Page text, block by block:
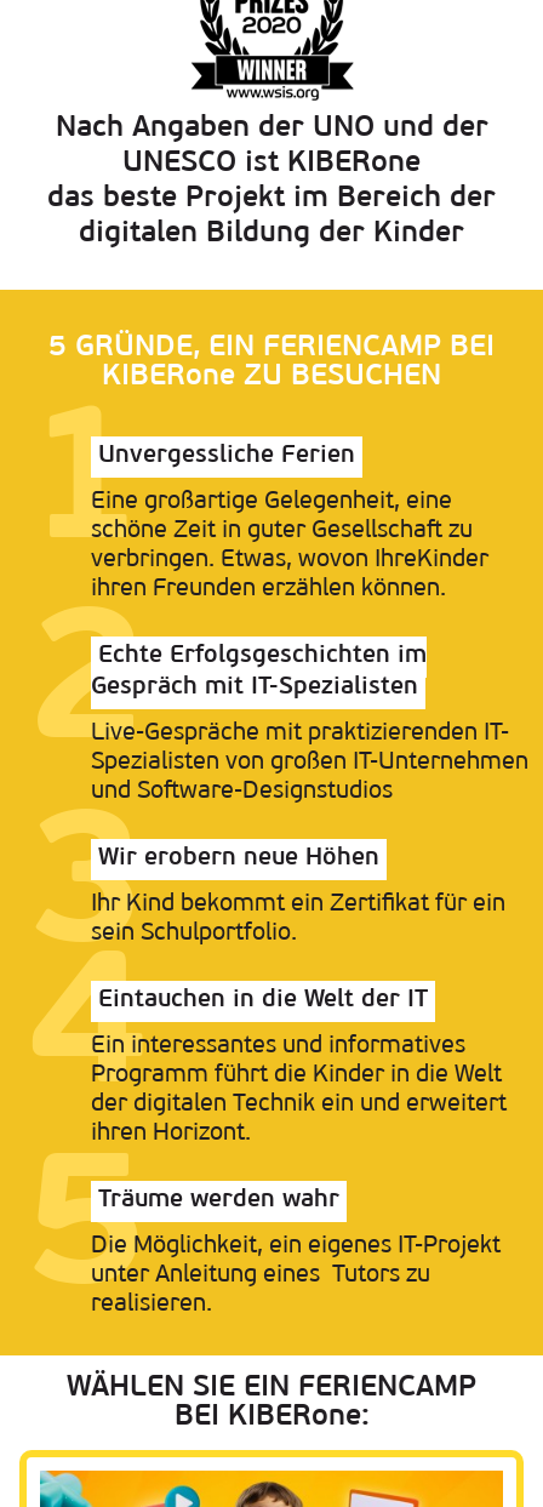
Nach Angaben der UNO und der
UNESCO ist KIBERone
das beste Projekt im Bereich der
digitalen Bildung der Kinder
5 GRÜNDE, EIN FERIENCAMP BEI
KIBERone ZU BESUCHEN
Unvergessliche Ferien
Eine großartige Gelegenheit, eine
schöne Zeit in guter Gesellschaft zu
verbringen. Etwas, wovon IhreKinder
ihren Freunden erzählen können.
Echte Erfolgsgeschichten im
Gespräch mit IT-Spezialisten
Live-Gespräche mit praktizierenden IT-
Spezialisten von großen IT-Unternehmen
und Software-Designstudios
Wir erobern neue Höhen
Ihr Kind bekommt ein Zertifikat für ein
sein Schulportfolio.
Eintauchen in die Welt der IT
Ein interessantes und informatives
Programm führt die Kinderin die Welt
der digitalen Technik ein und erweitert
ihren Horizont.
Träume werden wahr
Die Möglichkeit, ein eigenes IT-Projekt
unter Anleitung eines
Tutors zu
realisieren.
WÄHLEN SIE EIN FERIENCAMP
BEI KIBERone: